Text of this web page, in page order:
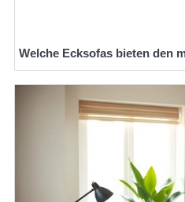
Welche Ecksofas bieten den